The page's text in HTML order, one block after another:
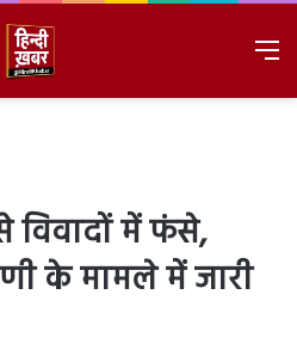
विवादों में फंसे,
के मामले में जारी